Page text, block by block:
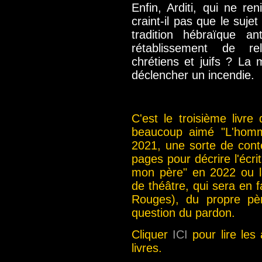
Enfin, Arditi, qui ne
craint-il pas que le
tradition hébraïque
rétablissement de
chrétiens et juifs ? La
déclencher un incendie.
C'est le troisième livre
beaucoup aimé
2021, une sorte de
pages pour décrire
mon père" en 2022 ou
de théâtre, qui sera en
Rouges), du propre
question du pardon.
Cliquer ICI pour lire les
livres.